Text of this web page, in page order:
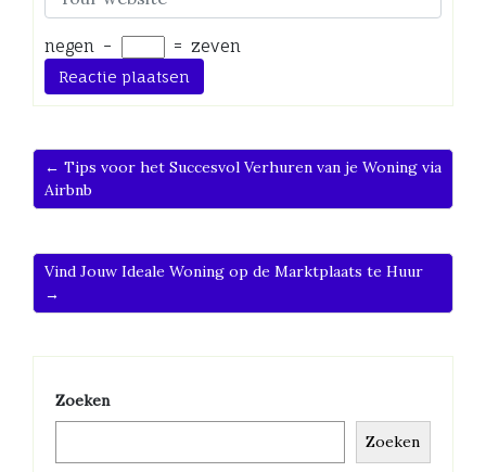
negen − = zeven
← Tips voor het Succesvol Verhuren van je Woning via
Airbnb
Vind Jouw Ideale Woning op de Marktplaats te Huur
→
Zoeken
Zoeken